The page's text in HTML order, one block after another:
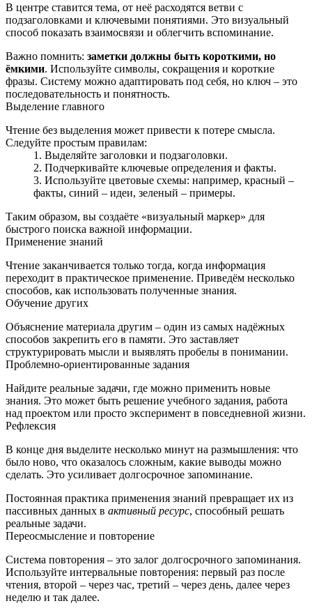
В центре ставится тема, от неё расходятся ветви с
подзаголовками и ключевыми понятиями. Это визуальный
способ показать взаимосвязи и облегчить вспоминание.
Важно помнить: заметки должны быть короткими, но
ёмкими. Используйте символы, сокращения и короткие
фразы. Систему можно адаптировать под себя, но ключ – это
последовательность и понятность.
Выделение главного
Чтение без выделения может привести к потере смысла.
Следуйте простым правилам:
Выделяйте заголовки и подзаголовки.
Подчеркивайте ключевые определения и факты.
Используйте цветовые схемы: например, красный –
факты, синий – идеи, зеленый – примеры.
Таким образом, вы создаёте «визуальный маркер» для
быстрого поиска важной информации.
Применение знаний
Чтение заканчивается только тогда, когда информация
переходит в практическое применение. Приведём несколько
способов, как использовать полученные знания.
Обучение других
Объяснение материала другим – один из самых надёжных
способов закрепить его в памяти. Это заставляет
структурировать мысли и выявлять пробелы в понимании.
Проблемно‑ориентированные задания
Найдите реальные задачи, где можно применить новые
знания. Это может быть решение учебного задания, работа
над проектом или просто эксперимент в повседневной жизни.
Рефлексия
В конце дня выделите несколько минут на размышления: что
было ново, что оказалось сложным, какие выводы можно
сделать. Это усиливает долгосрочное запоминание.
Постоянная практика применения знаний превращает их из
пассивных данных в активный ресурс, способный решать
реальные задачи.
Переосмысление и повторение
Система повторения – это залог долгосрочного запоминания.
Используйте интервальные повторения: первый раз после
чтения, второй – через час, третий – через день, далее через
неделю и так далее.